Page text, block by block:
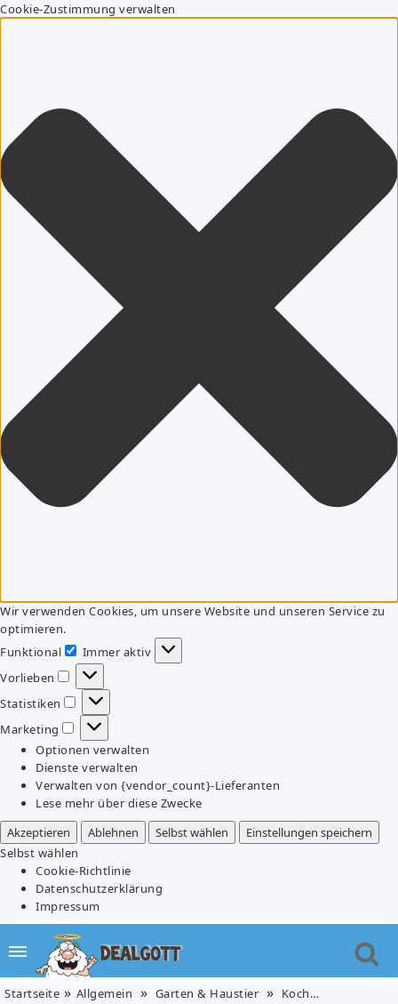
Cookie-Zustimmung verwalten
Wir verwenden Cookies, um unsere Website und unseren Service zu
optimieren.
Funktional
Funktional
Immer aktiv
Vorlieben
Vorlieben
Statistiken
Statistiken
Marketing
Marketing
Optionen verwalten
Dienste verwalten
Verwalten von {vendor_count}-Lieferanten
Lese mehr über diese Zwecke
Akzeptieren
Ablehnen Selbst wählen
Einstellungen speichern
Selbst wählen
Cookie-Richtlinie
Datenschutzerklärung
Impressum
Startseite Allgemein Garten & Haustier Kochen & Essen